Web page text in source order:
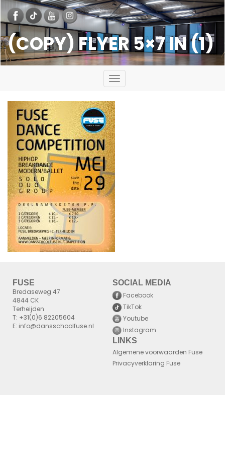
(COPY) FLYER 5×7 IN (1)
Toggle
navigation
FUSE
Bredaseweg 47
4844 CK
Terheijden
T: +31(0)6 82205604
E: info@dansschoolfuse.nl
SOCIAL MEDIA
Facebook
TikTok
Youtube
Instagram
LINKS
Algemene voorwaarden Fuse
Privacyverklaring Fuse